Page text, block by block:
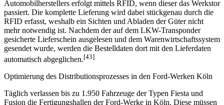
Die automatische Registrierung des LKWs im Wareneingang des
Automobil­herstellers erfolgt mittels RFID, wenn dieser das Werkstor
passiert. Die komplette Lieferung wird dabei stückgenau durch die
RFID erfasst, weshalb ein Sichten und Abladen der Güter nicht
mehr notwendig ist. Nachdem der auf dem LKW-Trans­ponder
gesicherte Lieferschein ausgelesen und dem Warenwirtschaftssystem
gesendet wurde, werden die Bestelldaten dort mit den Lieferdaten
automatisch abgeglichen.[43]
Optimierung des Distributionsprozesses in den Ford-Werken Köln